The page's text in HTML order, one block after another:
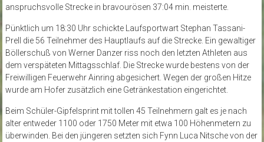
anspruchsvolle Strecke in bravourösen 37:04 min. meisterte.
Pünktlich um 18:30 Uhr schickte Laufsportwart Stephan Tassani-
Prell die 56 Teilnehmer des Hauptlaufs auf die Strecke. Ein gewaltiger
Böllerschuß von Werner Danzer riss noch den letzten Athleten aus
dem verspäteten Mittagsschlaf. Die Strecke wurde bestens von der
Freiwilligen Feuerwehr Ainring abgesichert. Wegen der großen Hitze
wurde am Hofer zusätzlich eine Getränkestation eingerichtet.
Beim Schüler-Gipfelsprint mit tollen 45 Teilnehmern galt es je nach
alter entweder 1100 oder 1750 Meter mit etwa 100 Höhenmetern zu
überwinden. Bei den jüngeren setzten sich Fynn Luca Nitsche von der